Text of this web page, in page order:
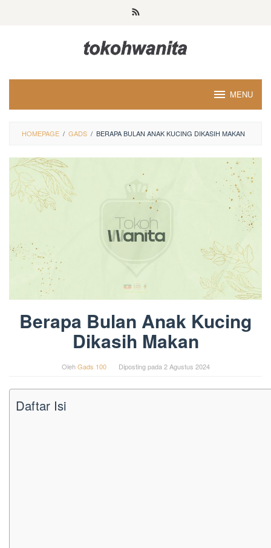
MENU
HOMEPAGE / GADS / BERAPA BULAN ANAK KUCING DIKASIH MAKAN
Berapa Bulan Anak Kucing
Dikasih Makan
OlehGads 100 Diposting pada 2 Agustus 2024
Daftar Isi